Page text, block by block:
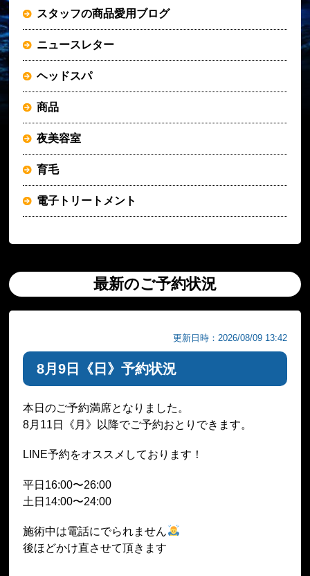
スタッフの商品愛用ブログ
ニュースレター
ヘッドスパ
商品
夜美容室
育毛
電子トリートメント
最新のご予約状況
更新日時：2026/08/09 13:42
8月9日《日》予約状況
本日のご予約満席となりました。
8月11日《月》以降でご予約おとりできます。
LINE予約をオススメしております！
平日16:00〜26:00
土日14:00〜24:00
施術中は電話にでられません
後ほどかけ直させて頂きます